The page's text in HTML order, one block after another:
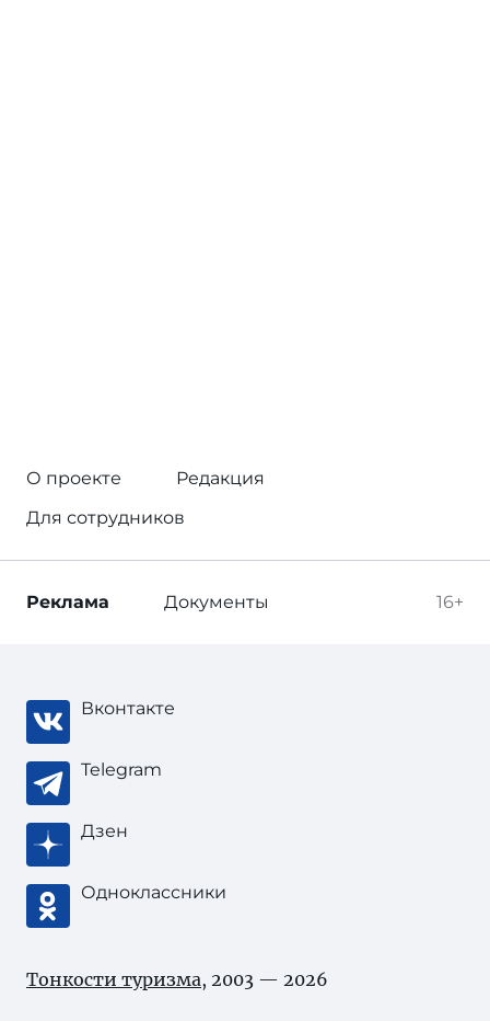
О проекте
Редакция
Для сотрудников
16+
Реклама Документы
Вконтакте
Telegram
Дзен
Одноклассники
Тонкости туризма, 2003 — 2026